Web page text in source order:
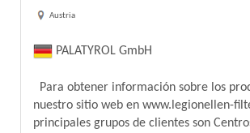
Austria
PALATYROL GmbH
Para obtener información sobre los
nuestro sitio web en www.legionellen-
principales grupos de clientes son